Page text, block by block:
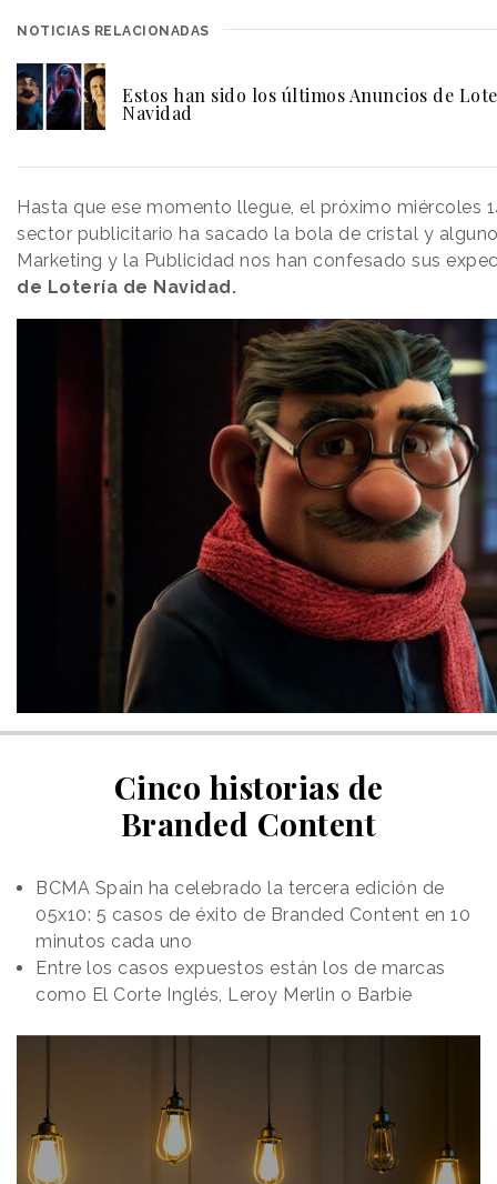
NOTICIAS RELACIONADAS
Estos han sido los últimos Anuncios de
Navidad
Hasta que ese momento llegue, el próximo miércoles
sector publicitario ha sacado la bola de cristal y
Marketing y la Publicidad nos han confesado sus
de Lotería de Navidad.
Cinco historias de
Branded Content
BCMA Spain ha celebrado la tercera edición de
05x10: 5 casos de éxito de Branded Content en 10
minutos cada uno
Entre los casos expuestos están los de marcas
como El Corte Inglés, Leroy Merlin o Barbie